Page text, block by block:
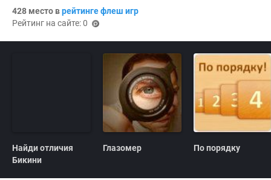
е
к
у
0
428 место врейтинге флеш игр
Рейтинг на сайте: 0
Найди отличия
Бикини
Глазомер По порядку